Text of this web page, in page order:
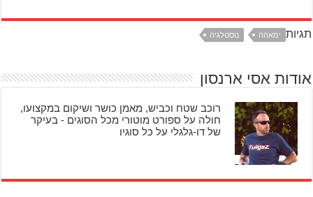
תגיות ימאהה נוסטלגיה
אודות אסי ארנסון
רוכב שטח וכביש, מאמן כושר ושיקום במקצועו,
חולה על ספורט מוטורי מכל הסוגים - בעיקר
של דו-גלגלי על כל סוגיו